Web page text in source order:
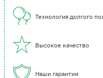
Технология долгого
Высокое качество
Наши гарантии